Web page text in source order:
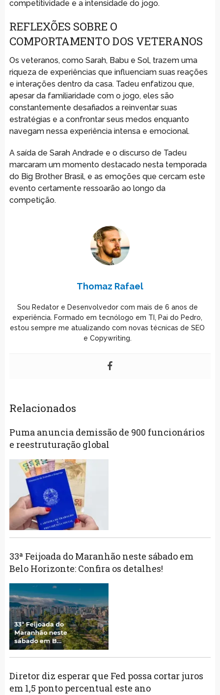
competitividade e a intensidade do jogo.
REFLEXÕES SOBRE O
COMPORTAMENTO DOS VETERANOS
Os veteranos, como Sarah, Babu e Sol, trazem uma
riqueza de experiências que influenciam suas reações
e interações dentro da casa. Tadeu enfatizou que,
apesar da familiaridade com o jogo, eles são
constantemente desafiados a reinventar suas
estratégias e a confrontar seus medos enquanto
navegam nessa experiência intensa e emocional.
A saída de Sarah Andrade e o discurso de Tadeu
marcaram um momento destacado nesta temporada
do Big Brother Brasil, e as emoções que cercam este
evento certamente ressoarão ao longo da
competição.
Thomaz Rafael
Sou Redator e Desenvolvedor com mais de 6 anos de
experiência. Formado em tecnólogo em TI, Pai do Pedro,
estou sempre me atualizando com novas técnicas de SEO
e Copywriting.
Relacionados
Puma anuncia demissão de 900 funcionários
e reestruturação global
33ª Feijoada do Maranhão neste sábado em
Belo Horizonte: Confira os detalhes!
Diretor diz esperar que Fed possa cortar juros
em 1,5 ponto percentual este ano